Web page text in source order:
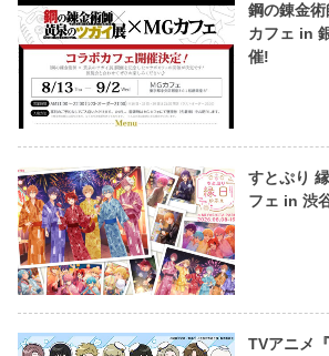
鋼の錬金
カフェ in
催!
すとぷり
フェ in 渋
TVアニメ